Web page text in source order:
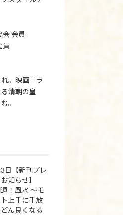
会 会員
員
。映画「ラ
清朝の皇
。
日【新刊プレ
知らせ】
運！風水 ～モ
上手に手放
ん良くなる